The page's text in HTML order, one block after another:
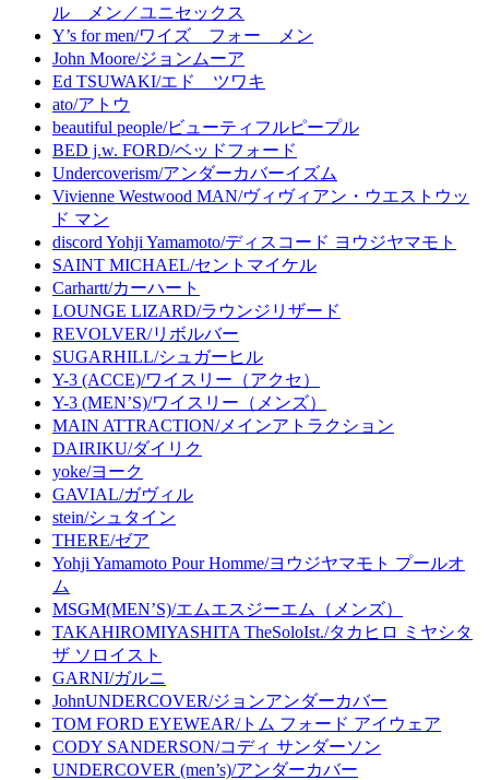
ル メン／ユニセックス
Y’s for men/ワイズ フォー メン
John Moore/ジョンムーア
Ed TSUWAKI/エド ツワキ
ato/アトウ
beautiful people/ビューティフルピープル
BED j.w. FORD/ベッドフォード
Undercoverism/アンダーカバーイズム
Vivienne Westwood MAN/ヴィヴィアン・ウエストウッ
ド マン
discord Yohji Yamamoto/ディスコード ヨウジヤマモト
SAINT MICHAEL/セントマイケル
Carhartt/カーハート
LOUNGE LIZARD/ラウンジリザード
REVOLVER/リボルバー
SUGARHILL/シュガーヒル
Y-3 (ACCE)/ワイスリー（アクセ）
Y-3 (MEN’S)/ワイスリー（メンズ）
MAIN ATTRACTION/メインアトラクション
DAIRIKU/ダイリク
yoke/ヨーク
GAVIAL/ガヴィル
stein/シュタイン
THERE/ゼア
Yohji Yamamoto Pour Homme/ヨウジヤマモト プールオ
ム
MSGM(MEN’S)/エムエスジーエム（メンズ）
TAKAHIROMIYASHITA TheSoloIst./タカヒロ ミヤシタ
ザ ソロイスト
GARNI/ガルニ
JohnUNDERCOVER/ジョンアンダーカバー
TOM FORD EYEWEAR/トム フォード アイウェア
CODY SANDERSON/コディ サンダーソン
UNDERCOVER (men’s)/アンダーカバー